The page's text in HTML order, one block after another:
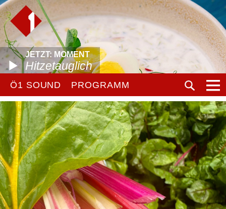
JETZT: MOMENT
Hitzetauglich
Ö1 SOUND PROGRAMM